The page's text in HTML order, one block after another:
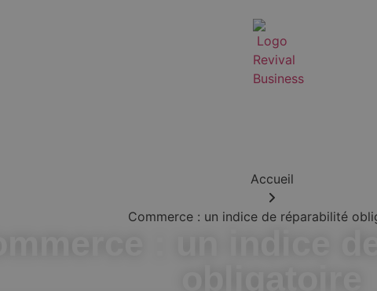
Accueil
Commerce : un indice de réparabilité